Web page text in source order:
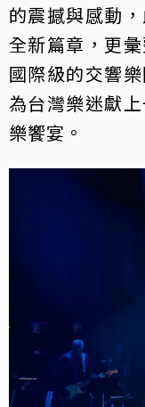
的震撼與感動
全新篇章，更
國際級的交響
為台灣樂迷獻
樂饗宴。